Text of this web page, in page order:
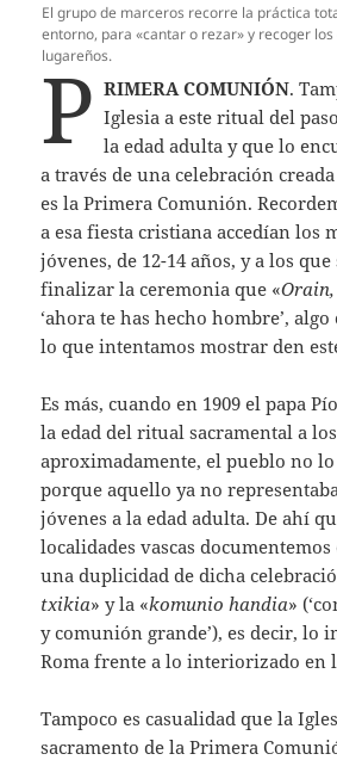
El grupo de marceros recorre la práctica
entorno, para «cantar o rezar» y recoger los
lugareños.
P RIMERA COMUNIÓN.
Iglesia a este ritual del
la edad adulta y que lo
a través de una celebración
es la Primera Comunión.
a esa fiesta cristiana accedían los
jóvenes, de 12-14 años, y a los
finalizar la ceremonia que «
‘ahora te has hecho hombre’,
lo que intentamos mostrar den
Es más, cuando en 1909 el papa
la edad del ritual sacramental a
aproximadamente, el pueblo no
porque aquello ya no
jóvenes a la edad adulta. De ahí
localidades vascas documentemos
una duplicidad de dicha
txikia» y la «komunio handia»
y comunión grande’), es decir, lo
Roma frente a lo interiorizado en
Tampoco es casualidad que la
sacramento de la Primera